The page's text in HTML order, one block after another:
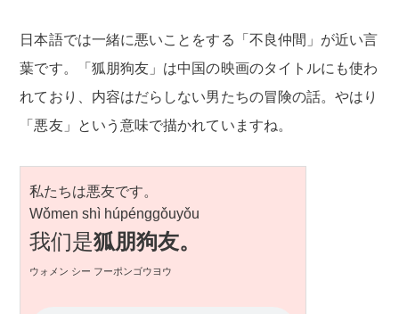
日本語では一緒に悪いことをする「不良仲間」が近い言
葉です。「狐朋狗友」は中国の映画のタイトルにも使わ
れており、内容はだらしない男たちの冒険の話。やはり
「悪友」という意味で描かれていますね。
私たちは悪友です。
Wǒmen shì húpénggǒuyǒu
我们是狐朋狗友。
ウォメン シー フーポンゴウヨウ